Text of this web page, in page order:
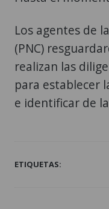
Los agentes de
(PNC)
realizan las
para establecer
e identificar de
ETIQUETAS: